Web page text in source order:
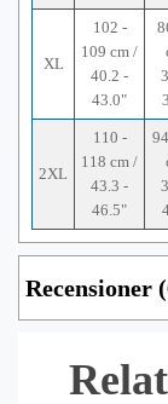
XL
102 -
109 cm /
40.2 -
43.0"
2XL
110 -
118 cm /
43.3 -
46.5"
Recensioner